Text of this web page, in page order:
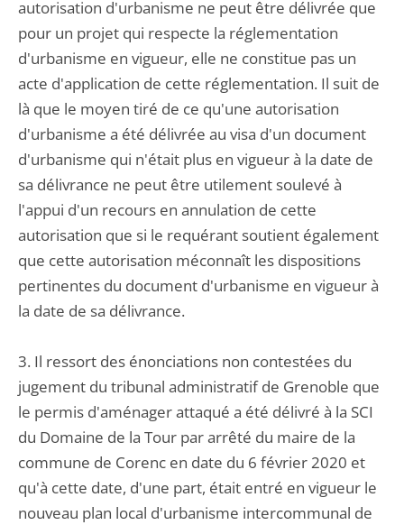
autorisation d'urbanisme ne peut être délivrée que
pour un projet qui respecte la réglementation
d'urbanisme en vigueur, elle ne constitue pas un
acte d'application de cette réglementation. Il suit de
là que le moyen tiré de ce qu'une autorisation
d'urbanisme a été délivrée au visa d'un document
d'urbanisme qui n'était plus en vigueur à la date de
sa délivrance ne peut être utilement soulevé à
l'appui d'un recours en annulation de cette
autorisation que si le requérant soutient également
que cette autorisation méconnaît les dispositions
pertinentes du document d'urbanisme en vigueur à
la date de sa délivrance.
3. Il ressort des énonciations non contestées du
jugement du tribunal administratif de Grenoble que
le permis d'aménager attaqué a été délivré à la SCI
du Domaine de la Tour par arrêté du maire de la
commune de Corenc en date du 6 février 2020 et
qu'à cette date, d'une part, était entré en vigueur le
nouveau plan local d'urbanisme intercommunal de